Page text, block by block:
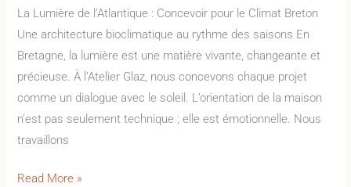
La Lumière de l’Atlantique : Concevoir pour le Climat Breton
Une architecture bioclimatique au rythme des saisons En
Bretagne, la lumière est une matière vivante, changeante et
précieuse. À l’Atelier Glaz, nous concevons chaque projet
comme un dialogue avec le soleil. L’orientation de la maison
n’est pas seulement technique ; elle est émotionnelle. Nous
travaillons
Read More »